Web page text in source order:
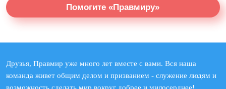
Помогите «Правмиру»
Друзья, Правмир уже много лет вместе с вами. Вся наша
команда живет общим делом и призванием - служение людям и